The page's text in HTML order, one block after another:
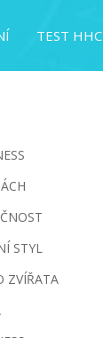
TEST HHC
STYL
ZVÍŘATA